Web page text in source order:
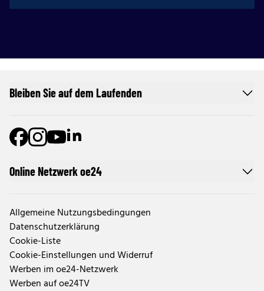
Online Netzwerk oe24
Allgemeine Nutzungsbedingungen
Datenschutzerklärung
Cookie-Liste
Cookie-Einstellungen und Widerruf
Werben im oe24-Netzwerk
Werben auf oe24TV
Bleiben Sie auf dem Laufenden